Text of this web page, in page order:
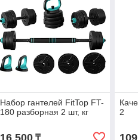
Набор гантелей FitTop FT-
180 разборная 2 шт, кг
2